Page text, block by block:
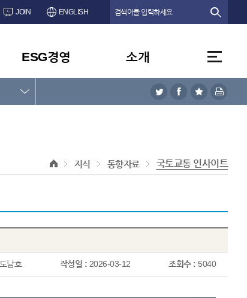
JOIN ENGLISH
ESG경영 소개
지식 동향자료 국토교통 인사이트
도남호 작성일 : 2026-03-12 조회수 : 5040